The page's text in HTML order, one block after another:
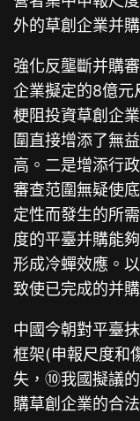
外的草創企業并
強化反壟斷并購
企業擬定的8億
梗阻投資草創企
圍直接增添了無
高。二是增添行
審查范圍無疑使
定性而發生的所
度的平臺并購能
形成冷蟬效應。
致使已完成的并
中國今朝對平臺
框架(申報尺度和
失，⑩我國擬議
購草創企業的合